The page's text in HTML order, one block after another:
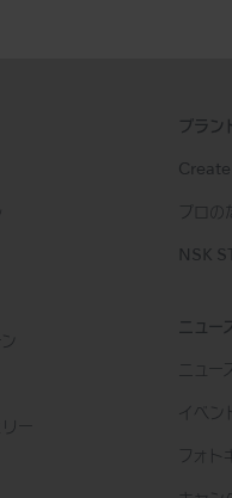
ー
ブラン
プロの
NSK
ニュー
ニュース
イベント
フォト